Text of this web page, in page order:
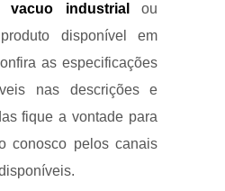
vacuo industrialou
disponível em
as especificações
nas descrições e
fique a vontade para
conosco pelos canais